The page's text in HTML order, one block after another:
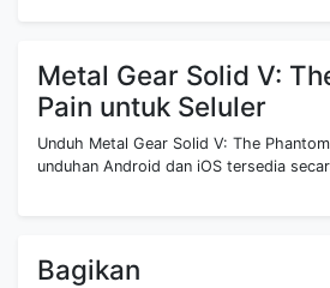
Metal Gear Solid V:
Pain untuk Seluler
Unduh Metal Gear Solid V: The
unduhan Android dan iOS tersedia
Bagikan